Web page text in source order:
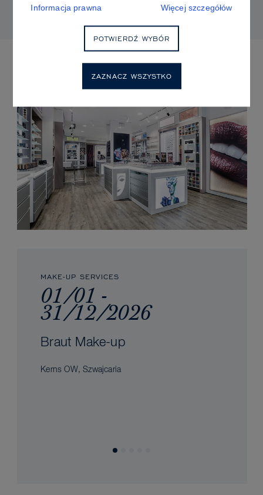
NADCHODZĄCE WYDARZENIA
MAKE-UP SERVICES
01/01 -
31/12/2026
Braut Make-up
Kerns OW, Szwajcaria
Informacja prawna Więcej szczegółów
POTWIERDŹ WYBÓR
ZAZNACZ WSZYSTKO